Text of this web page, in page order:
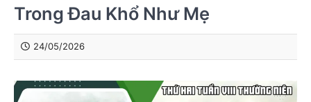
Trong Đau Khổ Như Mẹ
24/05/2026